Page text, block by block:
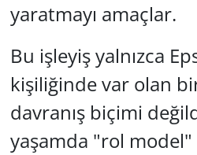
yaratmayı amaçlar.
Bu işleyiş yalnızca
kişiliğinde var olan
davranış biçimi
yaşamda "rol